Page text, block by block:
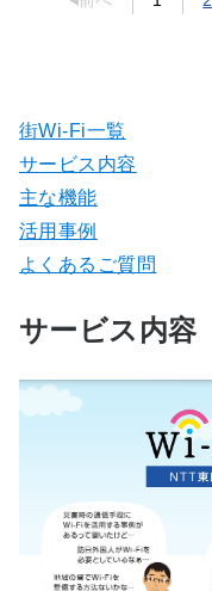
街Wi-Fi一覧
サービス内容
主な機能
活用事例
よくあるご質問
サービス内容